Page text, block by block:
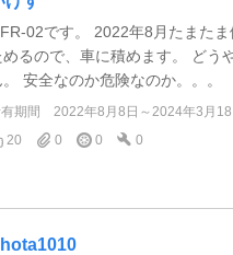
02です。 2022年8月たまた
めるので、車に積めます。 どう
安全なのか危険なのか。。。
期間
2022年8月8日～2024年3月
20
0 0 0